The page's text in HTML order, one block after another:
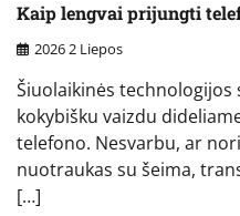
Kaip lengvai prijungti
2026 2 Liepos
Šiuolaikinės
kokybišku vaizdu
telefono. Nesvarbu, ar
nuotraukas su šeima,
[…]